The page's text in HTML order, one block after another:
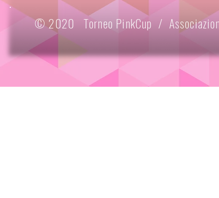
© 2020 Torneo PinkCup /